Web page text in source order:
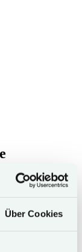
Über Cookies